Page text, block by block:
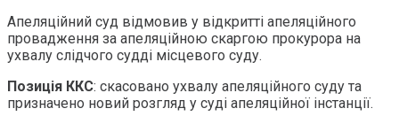
Апеляційний суд відмовив у відкритті апеляційного
провадження за апеляційною скаргою прокурора на
ухвалу слідчого судді місцевого суду.
Позиція ККС: скасовано ухвалу апеляційного суду та
призначено новий розгляд у суді апеляційної інстанції.